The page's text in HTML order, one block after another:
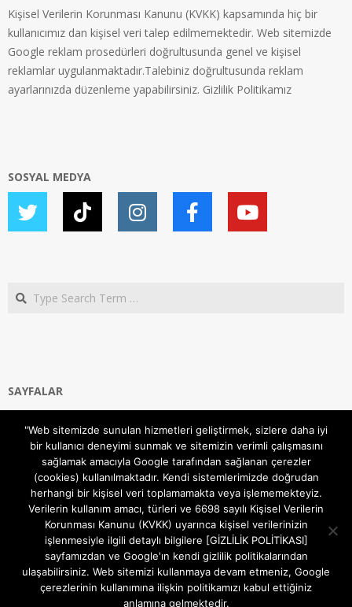
Kişisel Verilerin Korunması Kanunu (KVKK) kapsamında hiç bir
kullanıcımız dan kişisel veri talep edilmemektedir. Web sitemizde
Google reklam prosedürleri doğrultusunda genel ve kişisel
reklamlar uygulanmaktadır.Talebiniz doğrultusunda reklam
ayarlarınızda düzenleme yapabilirsiniz. Gizlilik Politikamız
SOSYAL MEDYA
Search
SAYFALAR
Gizlilik ve Çerezler (Cookies) Politikası
Hakkımızda
İletişim Kanalları
MODEM KURULUM
TEKNİK DESTEK
TELEVİZYON SİSTEMLERİ
"Web sitemizde sunulan hizmetleri geliştirmek, sizlere daha iyi
bir kullanıcı deneyimi sunmak ve sitemizin verimli çalışmasını
sağlamak amacıyla Google tarafından sağlanan çerezler
(cookies) kullanılmaktadır. Kendi sistemlerimizde doğrudan
herhangi bir kişisel veri toplamamakta veya işlememekteyiz.
Verilerin kullanım amacı, türleri ve 6698 sayılı Kişisel Verilerin
Korunması Kanunu (KVKK) uyarınca kişisel verilerinizin
işlenmesiyle ilgili detaylı bilgilere [GİZLİLİK POLİTİKASI]
sayfamızdan ve Google'ın kendi gizlilik politikalarından
ulaşabilirsiniz. Web sitemizi kullanmaya devam etmeniz, Google
çerezlerinin kullanımına ilişkin politikamızı kabul ettiğiniz
anlamına gelmektedir.